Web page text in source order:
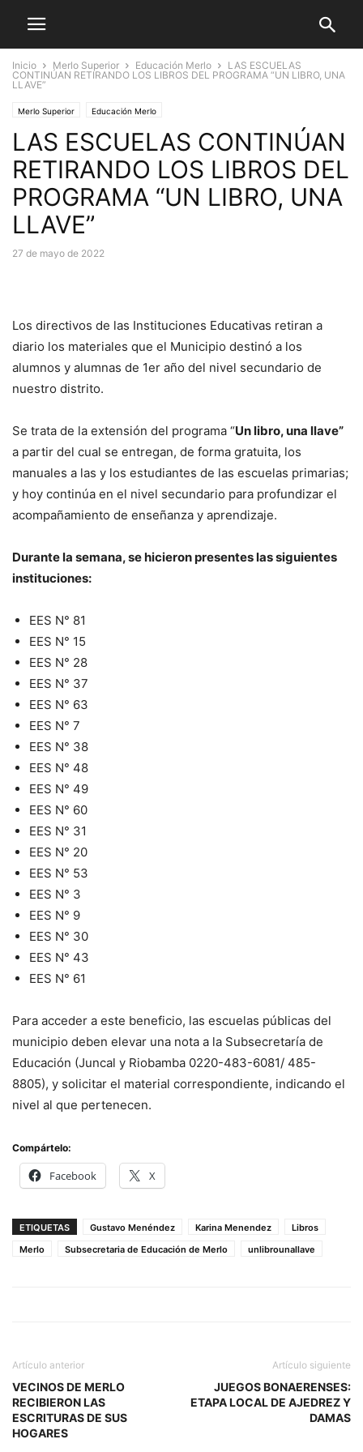
Inicio Merlo Superior Educación Merlo
LAS ESCUELAS
CONTINÚAN RETIRANDO LOS LIBROS DEL PROGRAMA “UN LIBRO, UNA
LLAVE”
Merlo Superior Educación Merlo
LAS ESCUELAS CONTINÚAN
RETIRANDO LOS LIBROS DEL
PROGRAMA “UN LIBRO, UNA
LLAVE”
27 de mayo de 2022
Los directivos de las Instituciones Educativas retiran a
diario los materiales que el Municipio destinó a los
alumnos y alumnas de 1er año del nivel secundario de
nuestro distrito.
Se trata de la extensión del programa “Un libro, una llave”
a partir del cual se entregan, de forma gratuita, los
manuales a las y los estudiantes de las escuelas primarias;
y hoy continúa en el nivel secundario para profundizar el
acompañamiento de enseñanza y aprendizaje.
Durante la semana, se hicieron presentes las siguientes
instituciones:
EES N° 81
EES N° 15
EES N° 28
EES N° 37
EES N° 63
EES N° 7
EES N° 38
EES N° 48
EES N° 49
EES N° 60
EES N° 31
EES N° 20
EES N° 53
EES N° 3
EES N° 9
EES N° 30
EES N° 43
EES N° 61
Para acceder a este beneficio, las escuelas públicas del
municipio deben elevar una nota a la Subsecretaría de
Educación (Juncal y Riobamba 0220-483-6081/ 485-
8805), y solicitar el material correspondiente, indicando el
nivel al que pertenecen.
Compártelo:
Facebook X
ETIQUETAS Gustavo Menéndez Karina Menendez
Libros
Merlo
Subsecretaria de Educación de Merlo unlibrounallave
Artículo anterior
VECINOS DE MERLO
RECIBIERON LAS
ESCRITURAS DE SUS
HOGARES
Artículo siguiente
JUEGOS BONAERENSES:
ETAPA LOCAL DE AJEDREZ Y
DAMAS